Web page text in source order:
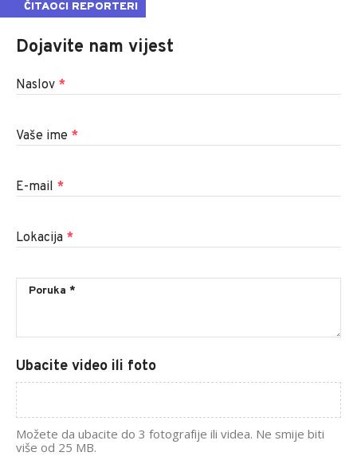
ČITAOCI REPORTERI
Dojavite nam vijest
Naslov *
Vaše ime *
E-mail *
Lokacija *
Ubacite video ili foto
Možete da ubacite do 3 fotografije ili videa. Ne smije biti
više od 25 MB.